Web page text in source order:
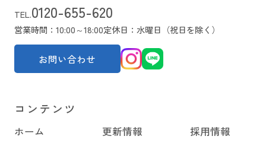
TEL.0120-655-620
営業時間：10:00～18:00定休日：水曜日（祝日を除く）
お問い合わせ
コンテンツ
ホーム 更新情報 採用情報